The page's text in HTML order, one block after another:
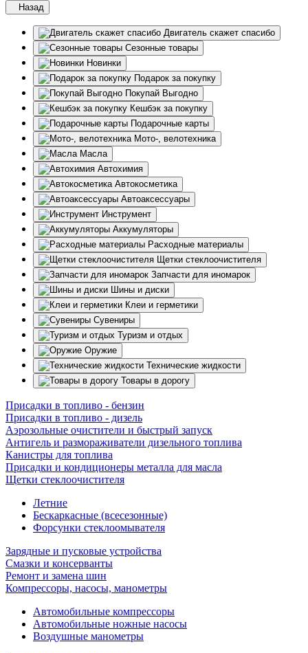
Назад
Двигатель скажет спасибо
Сезонные товары
Новинки
Подарок за покупку
Покупай Выгодно
Кешбэк за покупку
Подарочные карты
Мото-, велотехника
Масла
Автохимия
Автокосметика
Автоаксессуары
Инструмент
Аккумуляторы
Расходные материалы
Щетки стеклоочистителя
Запчасти для иномарок
Шины и диски
Клеи и герметики
Сувениры
Туризм и отдых
Оружие
Технические жидкости
Товары в дорогу
Присадки в топливо - бензин
Присадки в топливо - дизель
Аэрозольные очистители и быстрый запуск
Антигель и размораживатели дизельного топлива
Канистры для топлива
Присадки и кондиционеры металла для масла
Щетки стеклоочистителя
Летние
Бескаркасные (всесезонные)
Форсунки стеклоомывателя
Зарядные и пусковые устройства
Смазки и консерванты
Ремонт и замена шин
Компрессоры, насосы, манометры
Автомобильные компрессоры
Автомобильные ножные насосы
Воздушные манометры